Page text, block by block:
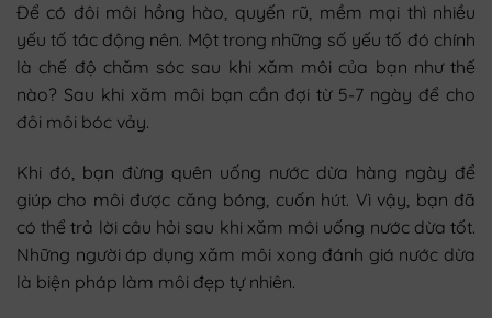
Để có đôi môi hồng hào, quyến rũ, mềm mại thì nhiều
yếu tố tác động nên. Một trong những số yếu tố đó chính
là chế độ chăm sóc sau khi xăm môi của bạn như thế
nào? Sau khi xăm môi bạn cần đợi từ 5-7 ngày để cho
đôi môi bóc vảy.
Khi đó, bạn đừng quên uống nước dừa hàng ngày để
giúp cho môi được căng bóng, cuốn hút. Vì vậy, bạn đã
có thể trả lời câu hỏi sau khi xăm môi uống nước dừa tốt.
Những người áp dụng xăm môi xong đánh giá nước dừa
là biện pháp làm môi đẹp tự nhiên.